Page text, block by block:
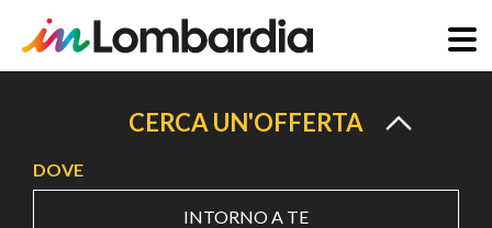
principale
CERCA UN'OFFERTA
DOVE
INTORNO A TE